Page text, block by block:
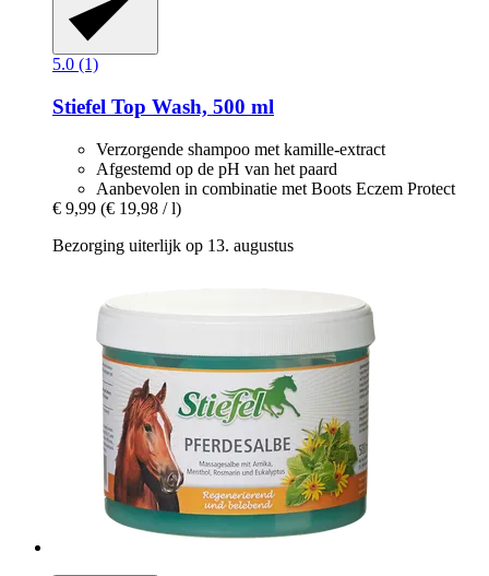
5.0 (1)
Stiefel Top Wash, 500 ml
Verzorgende shampoo met kamille-extract
Afgestemd op de pH van het paard
Aanbevolen in combinatie met Boots Eczem Protect
€ 9,99 (€ 19,98 / l)
Bezorging uiterlijk op 13. augustus